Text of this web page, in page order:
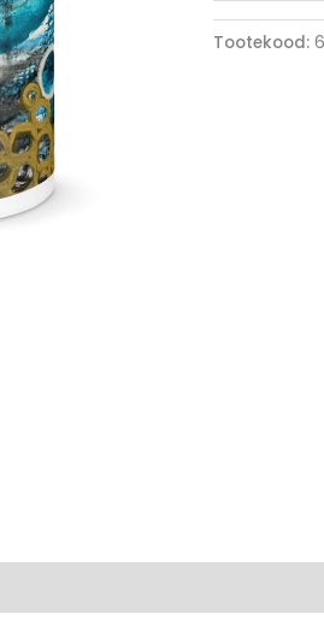
Tootekood: